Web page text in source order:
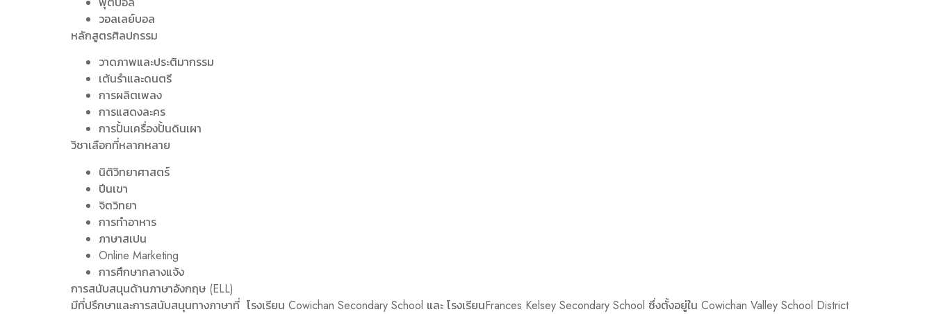
วอลเลย์บอล
หลักสูตรศิลปกรรม
วาดภาพและประติมากรรม
เต้นรำและดนตรี
การผลิตเพลง
การแสดงละคร
การปั้นเครื่องปั้นดินเผา
วิชาเลือกที่หลากหลาย
นิติวิทยาศาสตร์
ปีนเขา
จิตวิทยา
การทำอาหาร
ภาษาสเปน
Online Marketing
การศึกษากลางแจ้ง
การสนับสนุนด้านภาษาอังกฤษ (ELL)
มีที่ปรึกษาและการสนับสนุนทางภาษาที่ โรงเรียน Cowichan Secondary School และ โรงเรียนFrances Kelsey Secondary School ซึ่งตั้งอยู่ใน Cowichan Valley School District